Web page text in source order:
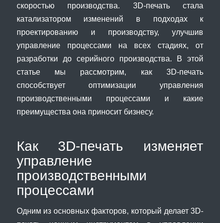
скоростью производства. 3D-печать стала
катализатором изменений в подходах к
проектированию и производству, улучшив
управление процессами на всех стадиях, от
разработки до серийного производства. В этой
статье мы рассмотрим, как 3D-печать
способствует оптимизации управления
производственными процессами и какие
преимущества она приносит бизнесу.
Как 3D-печать изменяет
управление
производственными
процессами
Одним из основных факторов, который делает 3D-